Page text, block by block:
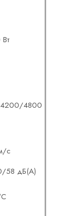
4800
с
58 дБ(А)